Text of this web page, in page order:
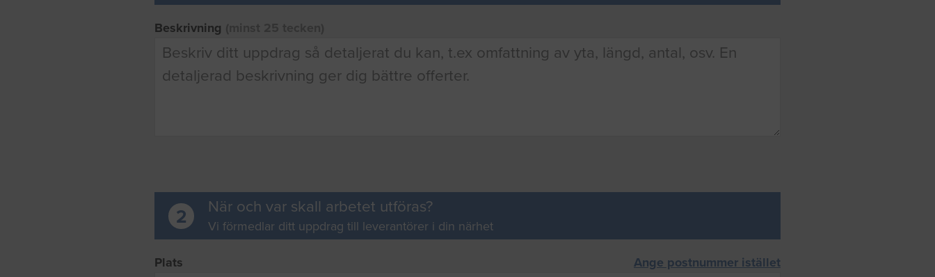
Beskrivning
2 När och var skall arbetet utföras?
Vi förmedlar ditt uppdrag till leverantörer i din närhet
Plats Ange postnummer istället